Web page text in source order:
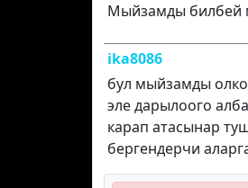
Мыйзамды билбей
ika8086
бул мыйзамды
эле дарылоого
карап атасынар
бергендерчи